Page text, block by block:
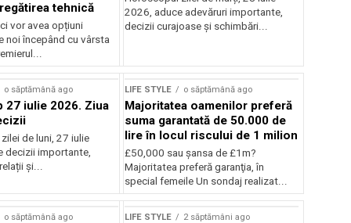
tehnică
vor avea opțiuni
noi începând cu vârsta
2026, aduce adevăruri importante,
decizii curajoase și schimbări...
o săptămână ago
iulie 2026. Ziua
de luni, 27 iulie
decizii importante,
și...
LIFE STYLE o săptămână ago
Majoritatea oamenilor preferă
suma garantată de 50.000 de
lire în locul riscului de 1 milion
£50,000 sau şansa de £1m?
Majoritatea preferă garanţia, în
special femeile Un sondaj realizat...
o săptămână ago LIFE STYLE 2 săptămâni ago